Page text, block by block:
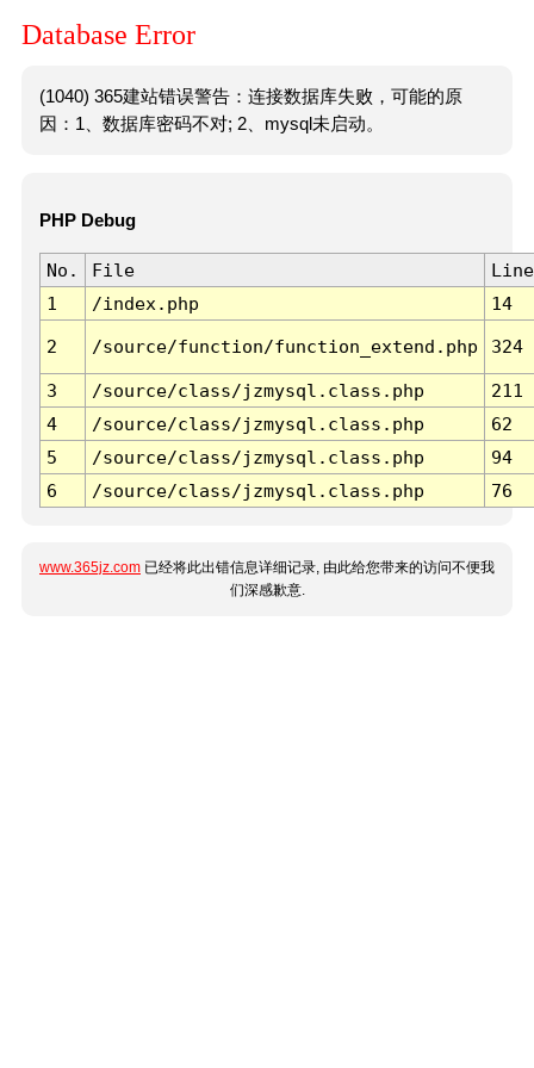
Database Error
(1040) 365建站错误警告：连接数据库失败，可能的原
因：1、数据库密码不对; 2、mysql未启动。
PHP Debug
No. File
Line
1
/index.php 14
2 /source/function/function_extend.php 324
3 /source/class/jzmysql.class.php
211
4
/source/class/jzmysql.class.php
62
5
/source/class/jzmysql.class.php
94
6
/source/class/jzmysql.class.php 76
www.365jz.com 已经将此出错信息详细记录, 由此给您带来的访问不便我
们深感歉意.